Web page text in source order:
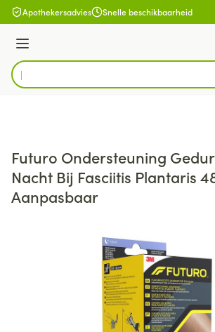
Ga naar de inhoud
Apothekersadvies Snelle beschikbaarheid
Menu
Product, merk, categorie...
Futuro Ondersteuning
Nacht Bij Fasciitis Plantaris
Aanpasbaar